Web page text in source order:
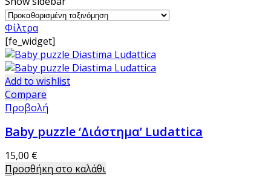
Φίλτρα
[fe_widget]
Add to wishlist
Compare
Προβολή
Baby puzzle ‘Διάστημα’ Ludattica
15,00 €
Προσθήκη στο καλάθι